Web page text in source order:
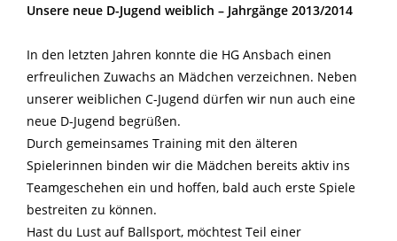
Unsere neue D-Jugend weiblich – Jahrgänge 2013/2014
In den letzten Jahren konnte die HG Ansbach einen
erfreulichen Zuwachs an Mädchen verzeichnen. Neben
unserer weiblichen C-Jugend dürfen wir nun auch eine
neue D-Jugend begrüßen.
Durch gemeinsames Training mit den älteren
Spielerinnen binden wir die Mädchen bereits aktiv ins
Teamgeschehen ein und hoffen, bald auch erste Spiele
bestreiten zu können.
Hast du Lust auf Ballsport, möchtest Teil einer